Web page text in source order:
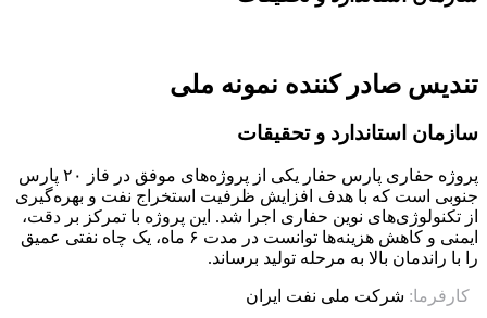
تندیس صادر کننده نمونه ملی
سازمان استاندارد و تحقیقات
پروژه حفاری پارس حفار یکی از پروژه‌های موفق در فاز ۲۰ پارس
جنوبی است که با هدف افزایش ظرفیت استخراج نفت و بهره‌گیری
از تکنولوژی‌های نوین حفاری اجرا شد. این پروژه با تمرکز بر دقت،
ایمنی و کاهش هزینه‌ها توانست در مدت ۶ ماه، یک چاه نفتی عمیق
را با راندمان بالا به مرحله تولید برساند.
کارفرما: شرکت ملی نفت ایران